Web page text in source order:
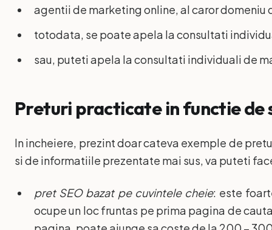
agentii de marketing online, al caror
totodata, se poate apela la consultati
sau, puteti apela la consultati individuali de
Preturi practicate in functie de
In incheiere, prezint doar cateva exemple de
si de informatiile prezentate mai sus, va puteti
pret SEO bazat pe cuvintele cheie: este
ocupe un loc fruntas pe prima pagina de